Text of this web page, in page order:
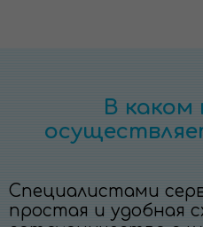
В каком
Специалистами
простая и удобная